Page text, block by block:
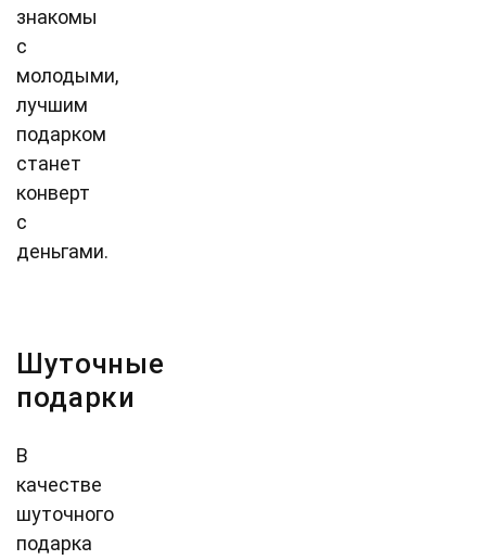
знакомы
с
молодыми,
лучшим
подарком
станет
конверт
с
деньгами.
Шуточные
подарки
В
качестве
шуточного
подарка